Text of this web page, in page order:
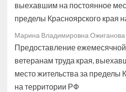
выехавшим на постоянное
пределы Красноярского края
Марина Владимировна Ожиганова
Предоставление
ветеранам труда края,
место жительства за пределы
на территории РФ